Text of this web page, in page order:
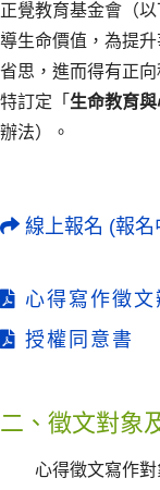
正覺教育基金會（
導生命價值，為提
省思，進而得有正
特訂定「 生命教育
辦法）。
線上報名 (報名
心得寫作徵文
授權同意書
二、徵文對象
心得徵文寫作